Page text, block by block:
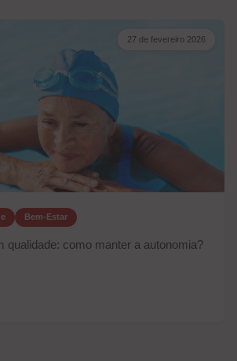
27 de fevereiro 2026
Bem-Estar
qualidade: como manter a autonomia?